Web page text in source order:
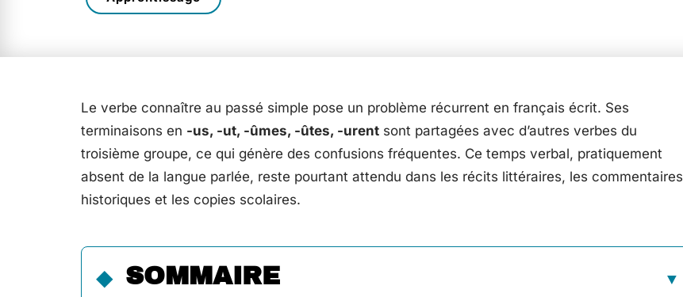
Le verbe connaître au passé simple pose un problème récurrent en français écrit. Ses
terminaisons en -us, -ut, -ûmes, -ûtes, -urent sont partagées avec d’autres verbes du
troisième groupe, ce qui génère des confusions fréquentes. Ce temps verbal, pratiquement
absent de la langue parlée, reste pourtant attendu dans les récits littéraires, les commentaires
historiques et les copies scolaires.
SOMMAIRE